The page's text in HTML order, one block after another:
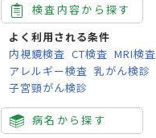
検査内容から探す
よく利用される条件
内視鏡検査 CT検査 MRI検査
アレルギー検査 乳がん検診
子宮頸がん検診
病名から探す